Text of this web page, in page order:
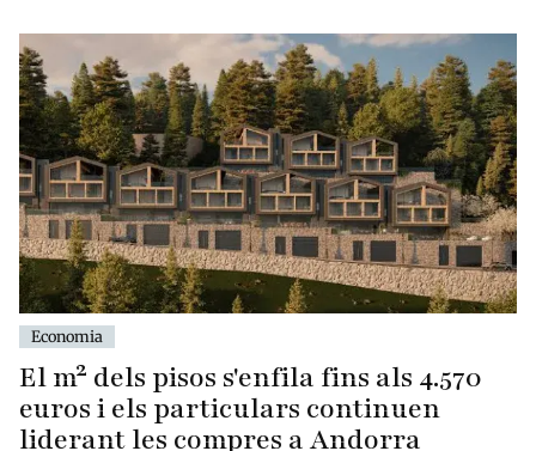
Economia
El m² dels pisos s'enfila fins als 4.570
euros i els particulars continuen
liderant les compres a Andorra